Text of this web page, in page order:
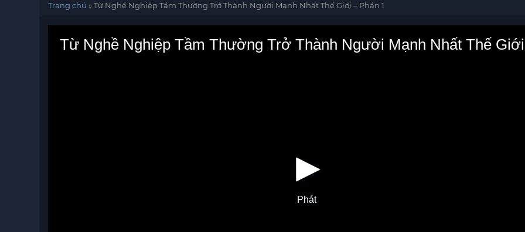
Trang chủ »Từ Nghề Nghiệp Tầm Thường Trở Thành Người Mạnh Nhất Thế Giới – Phần 1
Phát